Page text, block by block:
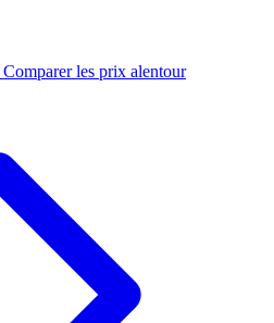
Comparer les prix alentour